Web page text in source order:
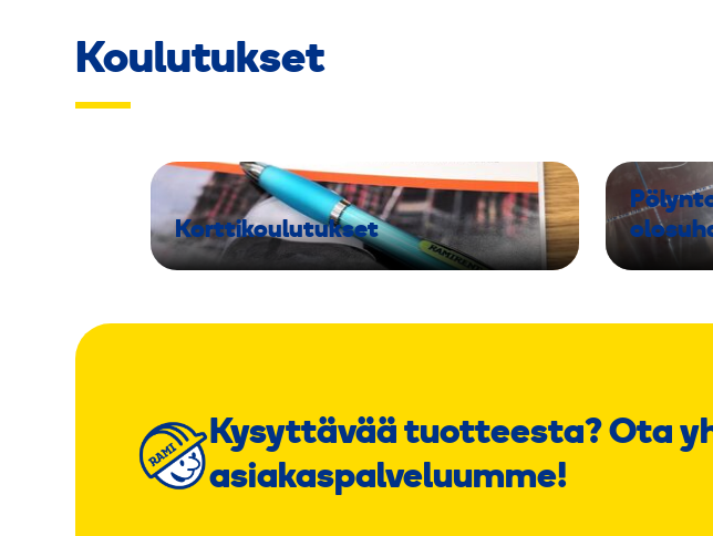
Koulutukset
Korttikoulutukset
Kysyttävää tuotteesta? Ota
asiakaspalveluumme!